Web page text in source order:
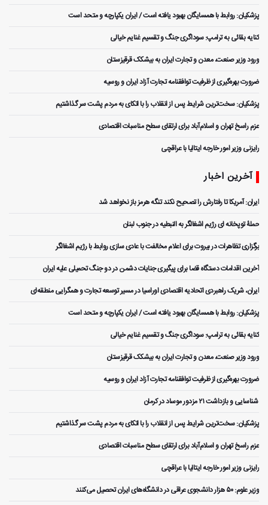
پزشکیان: روابط با همسایگان بهبود یافته است / ایران یکپارچه و متحد است
کنایه بقائی به ترامپ: سوداگری جنگ و تقسیم غنایم خیالی
ورود وزیر صنعت، معدن و تجارت ایران به بیشکک قرقیزستان
ضرورت بهره‌گیری از ظرفیت توافقنامه تجارت آزاد ایران و روسیه
پزشکیان: سخت‌ترین شرایط پس از انقلاب را با اتکای به مردم پشت سر گذاشتیم
عزم راسخ تهران و اسلام‌آباد برای ارتقای سطح مناسبات اقتصادی
رایزنی وزیر امور خارجه ایتالیا با عراقچی
آخرین اخبار
ایران: آمریکا تا رفتارش را تصحیح نکند تنگه هرمز باز نخواهد شد
حملۀ توپخانه ای رژیم اشغالگر به النبطیه در جنوب لبنان
برگزاری تظاهرات در بیروت برای اعلام مخالفت با عادی سازی روابط با رژیم اشغالگر
آخرین اقدامات دستگاه قضا برای پیگیری جنایات دشمن در دو جنگ تحمیلی علیه ایران
ایران، شریک راهبردی اتحادیه اقتصادی اوراسیا در مسیر توسعه تجارت و همگرایی منطقه‌ای
پزشکیان: روابط با همسایگان بهبود یافته است / ایران یکپارچه و متحد است
کنایه بقائی به ترامپ: سوداگری جنگ و تقسیم غنایم خیالی
ورود وزیر صنعت، معدن و تجارت ایران به بیشکک قرقیزستان
ضرورت بهره‌گیری از ظرفیت توافقنامه تجارت آزاد ایران و روسیه
️ شناسایی و بازداشت ۲۱ مزدور موساد در کرمان
پزشکیان: سخت‌ترین شرایط پس از انقلاب را با اتکای به مردم پشت سر گذاشتیم
عزم راسخ تهران و اسلام‌آباد برای ارتقای سطح مناسبات اقتصادی
رایزنی وزیر امور خارجه ایتالیا با عراقچی
وزیر علوم: ۵۰ هزار دانشجوی عراقی در دانشگاه‌های ایران تحصیل می‌کنند